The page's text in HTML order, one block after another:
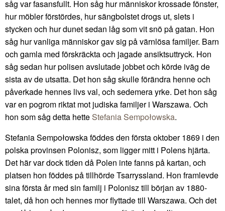
såg var fasansfullt. Hon såg hur människor krossade fönster,
hur möbler förstördes, hur sängbolstet drogs ut, slets i
stycken och hur dunet sedan låg som vit snö på gatan. Hon
såg hur vanliga människor gav sig på värnlösa familjer. Barn
och gamla med förskräckta och jagade ansiktsuttryck. Hon
såg sedan hur polisen avslutade jobbet och körde iväg de
sista av de utsatta. Det hon såg skulle förändra henne och
påverkade hennes livs val, och sedemera yrke. Det hon såg
var en pogrom riktat mot judiska familjer i Warszawa. Och
hon som såg detta hette Stefania Sempołowska.
Stefania Sempołowska föddes den första oktober 1869 i den
polska provinsen Polonisz, som ligger mitt i Polens hjärta.
Det här var dock tiden då Polen inte fanns på kartan, och
platsen hon föddes på tillhörde Tsarryssland. Hon framlevde
sina första år med sin familj i Polonisz till början av 1880-
talet, då hon och hennes mor flyttade till Warszawa. Och det